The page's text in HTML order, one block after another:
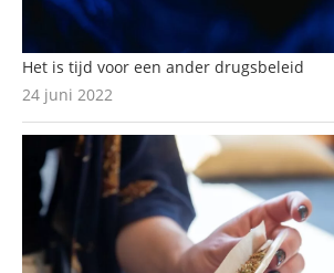
Het is tijd voor een ander drugsbeleid
24 juni 2022